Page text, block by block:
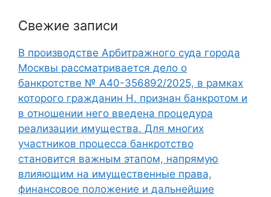
Свежие записи
В производстве Арбитражного суда города
Москвы рассматривается дело о
банкротстве № А40-356892/2025, в рамках
которого гражданин Н. признан банкротом и
в отношении него введена процедура
реализации имущества. Для многих
участников процесса банкротство
становится важным этапом, напрямую
влияющим на имущественные права,
финансовое положение и дальнейшие